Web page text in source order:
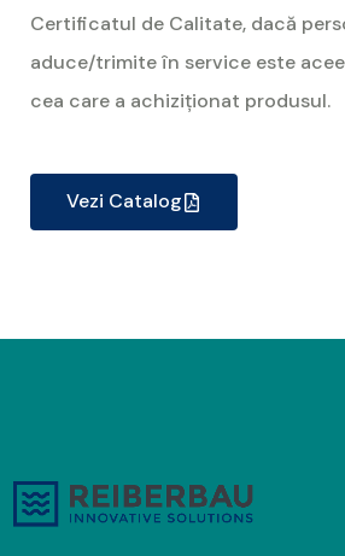
Certificatul de Calitate, dacă
aduce/trimite în service este
cea care a achiziționat produsul.
Vezi Catalog